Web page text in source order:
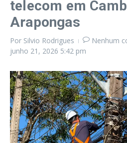
telecom em
Arapongas
Por Silvio Rodrigues
Nenhum
junho 21, 2026 5:42 pm